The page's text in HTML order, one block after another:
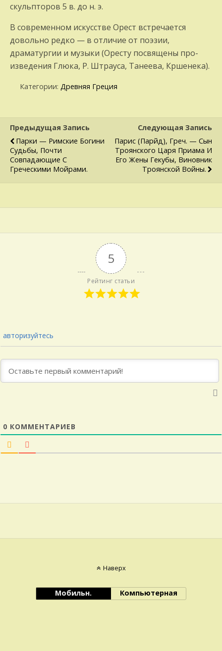
скульпторов 5 в. до н. э.
В современном искусстве Орест встречается
довольно редко — в отличие от поэзии,
драматургии и музыки (Оресту посвящены про­
изведения Глюка, Р. Штрауса, Танеева, Кршенека).
Категории: Древняя Греция
Предыдущая Запись
Парки — Римские Богини
Судьбы, Почти
Совпадающие С
Греческими Мойрами.
Следующая Запись
Парис (Парйд), Греч. — Сын
Троянского Царя Приама И
Его Жены Гекубы, Виновник
Троянской Войны.
5
Рейтинг статьи
авторизуйтесь
0 КОММЕНТАРИЕВ
Наверх
Мобильн. Компьютерная